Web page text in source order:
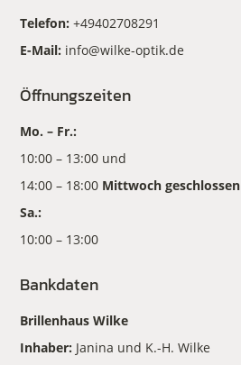
Telefon:+49402708291
E-Mail: info@wilke-optik.de
Öffnungszeiten
Mo. – Fr.:
10:00 – 13:00 und
14:00 – 18:00 Mittwoch geschlossen
Sa.:
10:00 – 13:00
Bankdaten
Brillenhaus Wilke
Inhaber: Janina und K.-H. Wilke